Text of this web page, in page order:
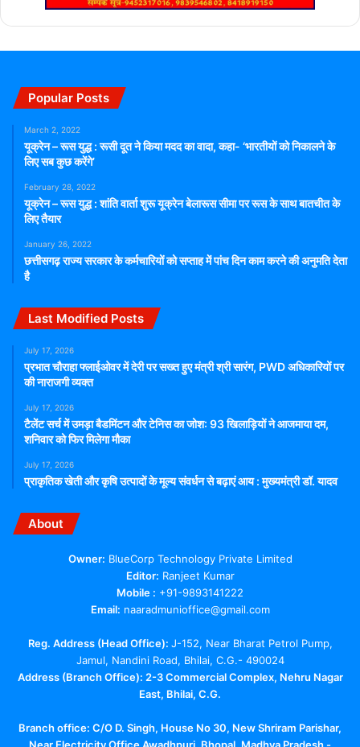
Popular Posts
March 2, 2022
यूक्रेन – रूस युद्ध : रूसी दूत ने किया मदद का वादा, कहा- ‘भारतीयों को निकालने के
लिए सब कुछ करेंगे’
February 28, 2022
यूक्रेन – रूस युद्ध : शांति वार्ता शुरू यूक्रेन बेलारूस सीमा पर रूस के साथ बातचीत के
लिए तैयार
January 26, 2022
छत्तीसगढ़ राज्य सरकार के कर्मचारियों को सप्ताह में पांच दिन काम करने की अनुमति देता
है
Last Modified Posts
July 17, 2026
प्रभात चौराहा फ्लाईओवर में देरी पर सख्त हुए मंत्री श्री सारंग, PWD अधिकारियों पर
की नाराजगी व्यक्त
July 17, 2026
टैलेंट सर्च में उमड़ा बैडमिंटन और टेनिस का जोश: 93 खिलाड़ियों ने आजमाया दम,
शनिवार को फिर मिलेगा मौका
July 17, 2026
प्राकृतिक खेती और कृषि उत्पादों के मूल्य संवर्धन से बढ़ाएं आय : मुख्यमंत्री डॉ. यादव
About
Owner: BlueCorp Technology Private Limited
Editor: Ranjeet Kumar
Mobile : +91-9893141222
Email: naaradmunioffice@gmail.com
Reg. Address (Head Office): J-152, Near Bharat Petrol Pump,
Jamul, Nandini Road, Bhilai, C.G.- 490024
Address (Branch Office): 2-3 Commercial Complex, Nehru Nagar
East, Bhilai, C.G.
Branch office: C/O D. Singh, House No 30, New Shriram Parishar,